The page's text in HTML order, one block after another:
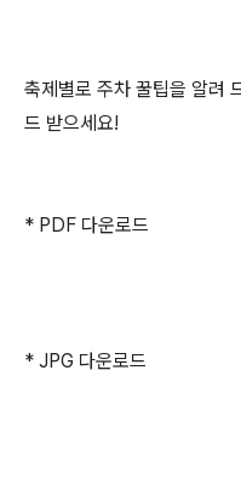
축제별로 주차 꿀팁을 알려
드 받으세요!
* PDF 다운로드
* JPG 다운로드